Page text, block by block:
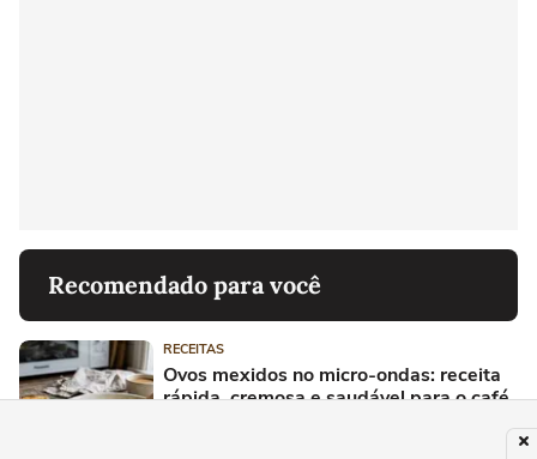
Recomendado para você
RECEITAS
Ovos mexidos no micro-ondas: receita
rápida, cremosa e saudável para o café